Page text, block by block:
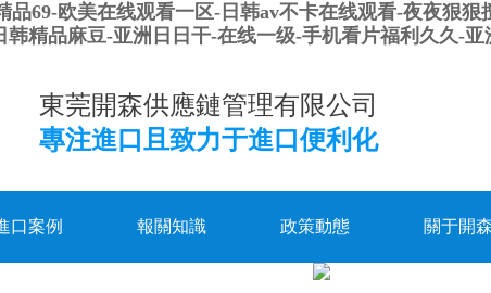
品69-欧美在线观看一区-日韩av不卡在线观看-夜夜狠
精品麻豆-亚洲日日干-在线一级-手机看片福利久久-
東莞開森供應鏈管理有限公司
專注進口且致力于進口便利化
口案例 報關知識 政策動態 關于開森